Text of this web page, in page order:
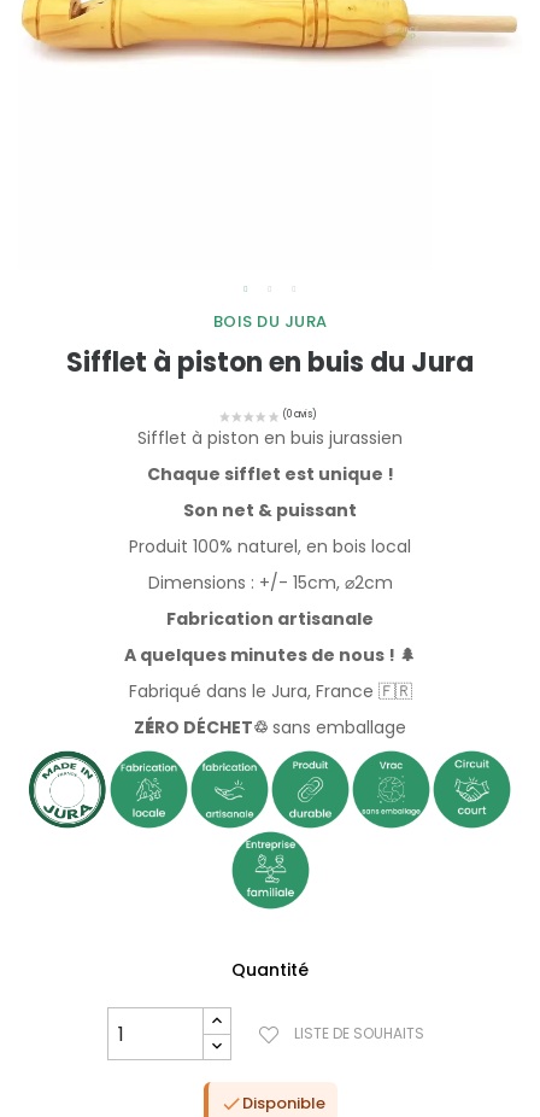
BOIS DU JURA
Sifflet à piston en buis du Jura
Sifflet à piston en buis jurassien
Chaque sifflet est unique !
Son net & puissant
Produit 100% naturel, en bois local
Dimensions : +/- 15cm, ⌀2cm
Fabrication artisanale
A quelques minutes de nous ! 🌲
Fabriqué dans le Jura, France 🇫🇷
ZÉRO DÉCHET♲ sans emballage
Quantité
LISTE DE SOUHAITS
Disponible